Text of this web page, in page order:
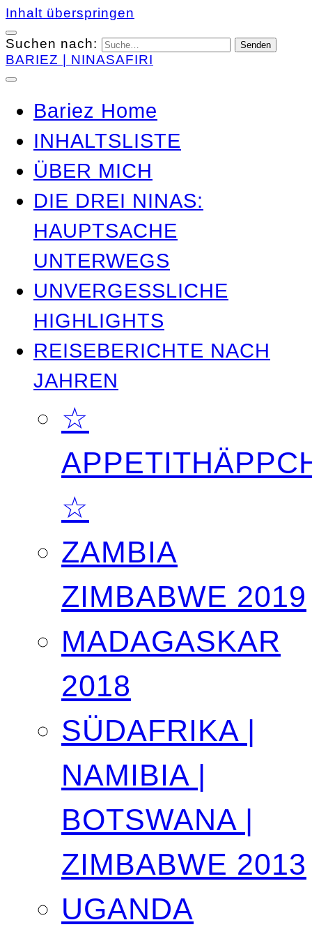
Inhalt überspringen
Suchen nach:
BARIEZ | NINASAFIRI
Bariez Home
INHALTSLISTE
ÜBER MICH
DIE DREI NINAS:
HAUPTSACHE
UNTERWEGS
UNVERGESSLICHE
HIGHLIGHTS
REISEBERICHTE NACH
JAHREN
☆
☆
ZAMBIA
ZIMBABWE 2019
MADAGASKAR
2018
SÜDAFRIKA |
NAMIBIA |
BOTSWANA |
ZIMBABWE 2013
UGANDA